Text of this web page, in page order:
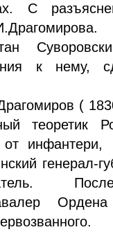
С
к нему,
(
теоретик
инфантери,
генерал-
Ордена